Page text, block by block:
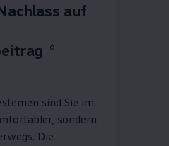
auf
6
sind Sie im
sondern
Die